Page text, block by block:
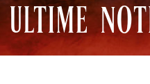
ULTIME